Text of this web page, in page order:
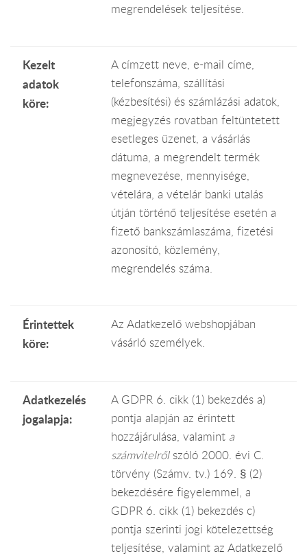
megrendelések teljesítése.
Kezelt
adatok
köre:
A címzett neve, e-mail címe,
telefonszáma, szállítási
(kézbesítési) és számlázási adatok,
megjegyzés rovatban feltüntetett
esetleges üzenet, a vásárlás
dátuma, a megrendelt termék
megnevezése, mennyisége,
vételára, a vételár banki utalás
útján történő teljesítése esetén a
fizető bankszámlaszáma, fizetési
azonosító, közlemény,
megrendelés száma.
Érintettek
köre:
Az Adatkezelő webshopjában
vásárló személyek.
Adatkezelés
jogalapja:
A GDPR 6. cikk (1) bekezdés a)
pontja alapján az érintett
hozzájárulása, valamint a
számvitelrőlszóló 2000. évi C.
törvény (Számv. tv.) 169. § (2)
bekezdésére figyelemmel, a
GDPR 6. cikk (1) bekezdés c)
pontja szerinti jogi kötelezettség
teljesítése, valamint az Adatkezelő